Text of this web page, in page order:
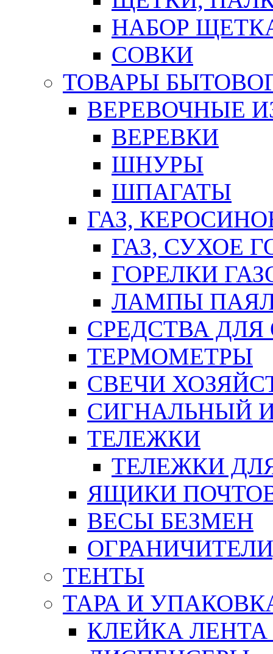
НАБОР
СОВКИ
ТОВАРЫ
ВЕРЕВОЧНЫЕ
ВЕРЕВКИ
ШНУРЫ
ШПАГАТЫ
ГАЗ,
ГАЗ, СУХОЕ
ГОРЕЛКИ
ЛАМПЫ
СРЕДСТВА
ТЕРМОМЕТРЫ
СВЕЧИ
СИГНАЛЬНЫЙ
ТЕЛЕЖКИ
ТЕЛЕЖКИ
ЯЩИКИ
ВЕСЫ БЕЗМЕН
ТЕНТЫ
ТАРА И
КЛЕЙКА